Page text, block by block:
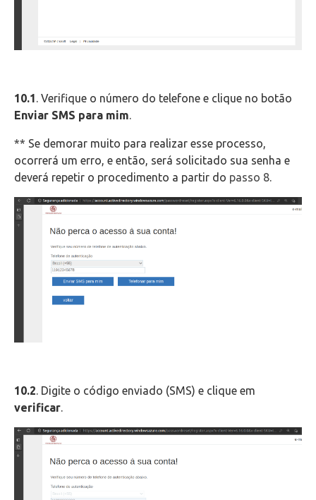
10.1 . Verifique o número do telefone e clique no botão
Enviar SMS para mim.
** Se demorar muito para realizar esse processo,
ocorrerá um erro, e então, será solicitado sua senha e
deverá repetir o procedimento a partir do passo 8.
10.2. Digite o código enviado (SMS) e clique em
verificar.